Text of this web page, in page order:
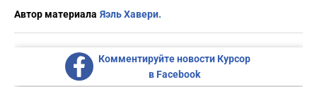
Автор материала Яэль Хавери.
Комментируйте новости Курсор
в Facebook